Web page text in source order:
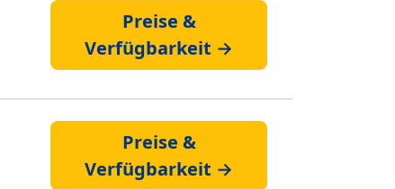
Preise &
Verfügbarkeit →
Preise &
Verfügbarkeit →